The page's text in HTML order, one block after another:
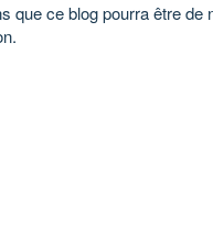
que ce blog pourra être